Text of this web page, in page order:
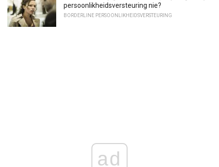
persoonlikheidsversteuring nie?
BORDERLINE PERSOONLIKHEIDSVERSTEURING
ad